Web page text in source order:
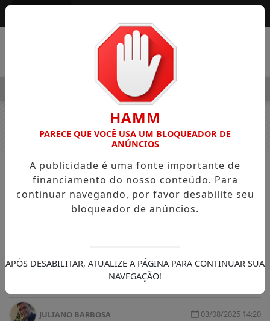
OSVALDO PEDRO DOS SANTOS, O “NEGUINHO DA
NOTÍCIAS OBITUÁRIO
Faleceu Leodovaldo Portela,
morador há décadas em Jardim
complicações de saúde.O sepultamento
JULIANO BARBOSA 03/08/2025 14:20
HAMM
PARECE QUE VOCÊ USA UM BLOQUEADOR DE
ANÚNCIOS
A publicidade é uma fonte importante de
financiamento do nosso conteúdo. Para
continuar navegando, por favor desabilite seu
bloqueador de anúncios.
APÓS DESABILITAR, ATUALIZE A PÁGINA PARA CONTINUAR SUA
NAVEGAÇÃO!